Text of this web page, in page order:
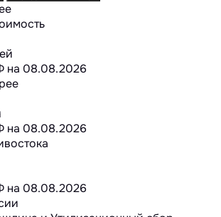
на 08.08.2026
на 08.08.2026
на 08.08.2026